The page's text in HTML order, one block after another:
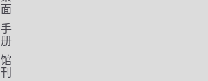
面
手
册
馆
刊